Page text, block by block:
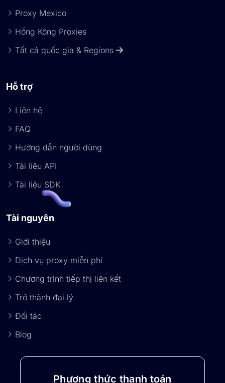
Proxy Mexico
Hồng Kông Proxies
Tất cả quốc gia & Regions
Hỗ trợ
Liên hệ
FAQ
Hướng dẫn người dùng
Tài liệu API
Tài liệu SDK
Tài nguyên
Giới thiệu
Dịch vụ proxy miễn phí
Chương trình tiếp thị liên kết
Trở thành đại lý
Đối tác
Blog
Phương thức thanh toán